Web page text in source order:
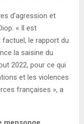
d’agression et
« Il est
factuel, le rapport du
la saisine du
2022, pour ce qui
et les violences
françaises », a